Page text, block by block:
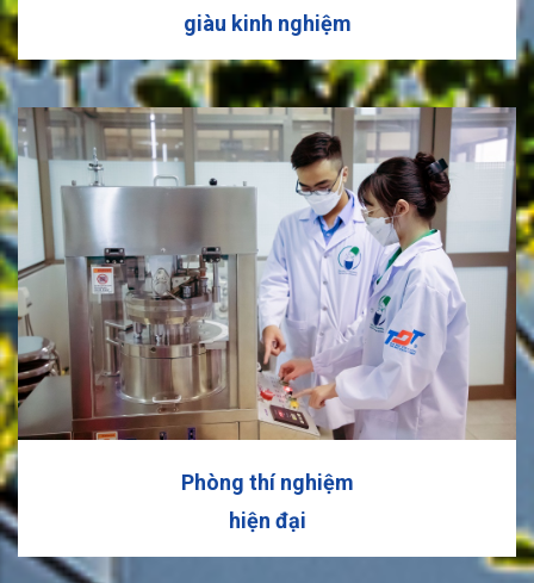
giàu kinh nghiệm
Phòng thí nghiệm
hiện đại